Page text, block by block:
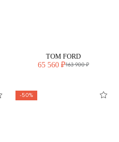
TOM FORD
65 560 ₽163 900 ₽
-50%